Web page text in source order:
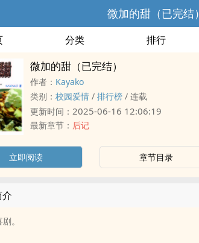
微加的甜（已完结）
分类 排行
微加的甜（已完结）
作者： Kayako
类别： 校园爱情 / 排行榜 / 连载
更新时间： 2025-06-16 12:06:19
最新章节： 后记
立即阅读 章节目录
。